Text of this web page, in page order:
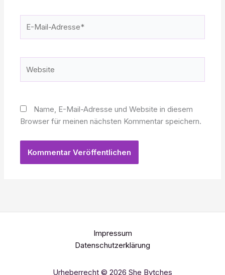
Mail-
Name, E-Mail-Adresse und Website in diesem
Browser für meinen nächsten Kommentar speichern.
Impressum
Datenschutzerklärung
Urheberrecht © 2026 She Bytches